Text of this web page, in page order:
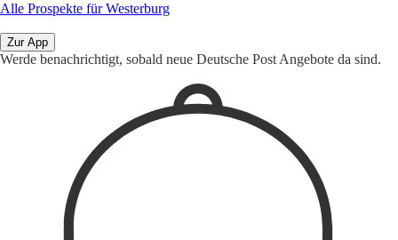
Alle Prospekte für Westerburg
Zur App
Werde benachrichtigt, sobald neue Deutsche Post Angebote da sind.